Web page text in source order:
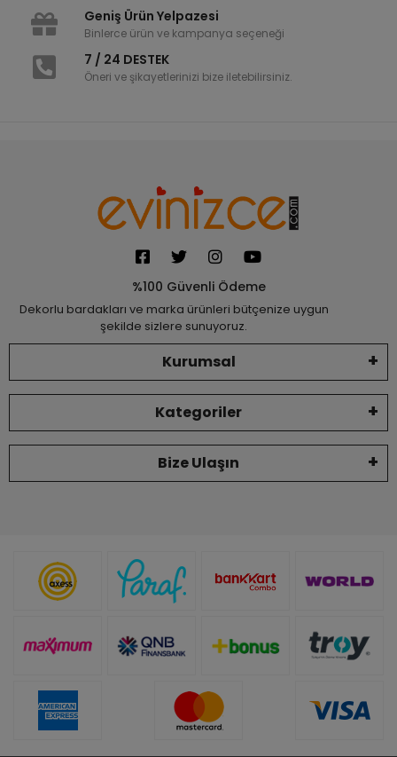
Geniş Ürün Yelpazesi
Binlerce ürün ve kampanya seçeneği
7 / 24 DESTEK
Öneri ve şikayetlerinizi bize iletebilirsiniz.
%100 Güvenli Ödeme
Dekorlu bardakları ve marka ürünleri bütçenize uygun
şekilde sizlere sunuyoruz.
Kurumsal
Kategoriler
Bize Ulaşın